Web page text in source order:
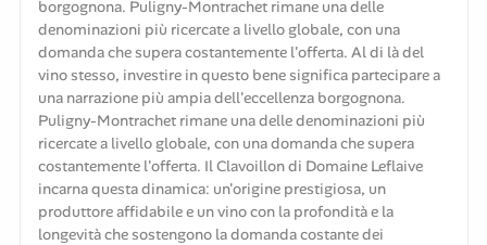
borgognona. Puligny-Montrachet rimane una delle
denominazioni più ricercate a livello globale, con una
domanda che supera costantemente l'offerta. Al di là del
vino stesso, investire in questo bene significa partecipare a
una narrazione più ampia dell'eccellenza borgognona.
Puligny-Montrachet rimane una delle denominazioni più
ricercate a livello globale, con una domanda che supera
costantemente l'offerta. Il Clavoillon di Domaine Leflaive
incarna questa dinamica: un'origine prestigiosa, un
produttore affidabile e un vino con la profondità e la
longevità che sostengono la domanda costante dei